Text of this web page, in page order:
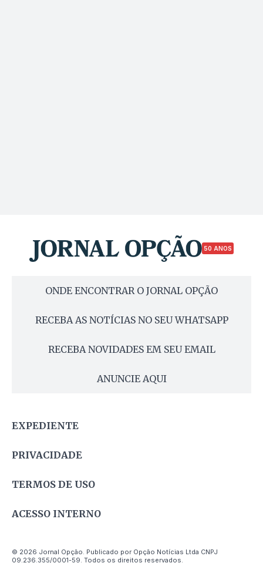
50 ANOS
ONDE ENCONTRAR O JORNAL OPÇÃO
RECEBA AS NOTÍCIAS NO SEU WHATSAPP
RECEBA NOVIDADES EM SEU EMAIL
ANUNCIE AQUI
EXPEDIENTE
PRIVACIDADE
TERMOS DE USO
ACESSO INTERNO
© 2026 Jornal Opção. Publicado por Opção Notícias Ltda CNPJ
09.236.355/0001-59. Todos os direitos reservados.